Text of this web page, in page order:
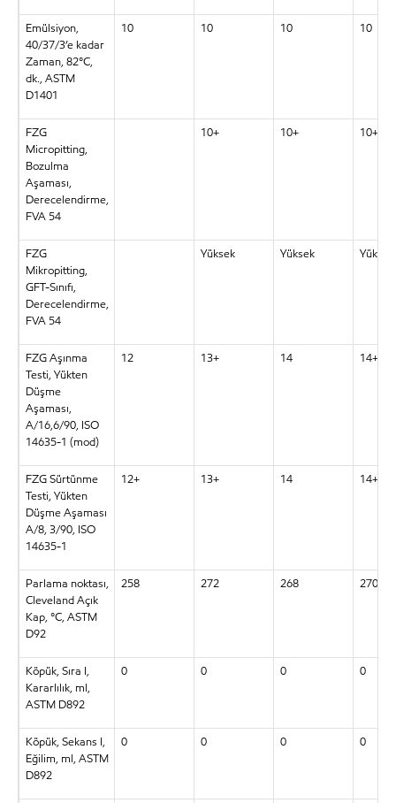
Emülsiyon,
40/37/3’e kadar
Zaman, 82°C,
dk., ASTM
D1401
10 10 10 10
FZG
Micropitting,
Bozulma
Aşaması,
Derecelendirme,
FVA 54
10+ 10+ 10+
FZG
Mikropitting,
GFT-Sınıfı,
Derecelendirme,
FVA 54
Yüksek Yüksek Yüksek
FZG Aşınma
Testi, Yükten
Düşme
Aşaması,
A/16,6/90, ISO
14635-1 (mod)
12 13+ 14 14+
FZG Sürtünme
Testi, Yükten
Düşme Aşaması
A/8, 3/90, ISO
14635-1
12+ 13+ 14 14+
Parlama noktası,
Cleveland Açık
Kap, °C, ASTM
D92
258 272 268 270
Köpük, Sıra I,
Kararlılık, ml,
ASTM D892
0 0 0 0
Köpük, Sekans I,
Eğilim, ml, ASTM
D892
0 0 0 0